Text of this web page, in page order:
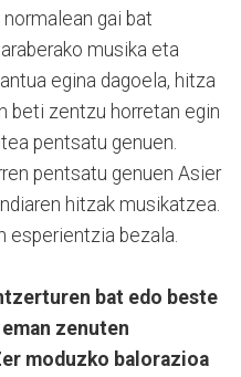
gai bat
musika eta
egina dagoela, hitza
beti zentzu horretan egin
pentsatu genuen.
pentsatu genuen Asier
hitzak musikatzea.
esperientzia bezala.
bat edo beste
zenuten
moduzko balorazioa